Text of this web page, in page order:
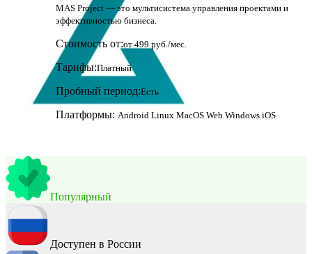
MAS Project — это мультисистема управления проектами и
эффективностью бизнеса.
Стоимость от:от 499 руб./мес.
Тарифы:Платный
Пробный период:Есть
Платформы: Android Linux MacOS Web Windows iOS
Популярный
Доступен в России